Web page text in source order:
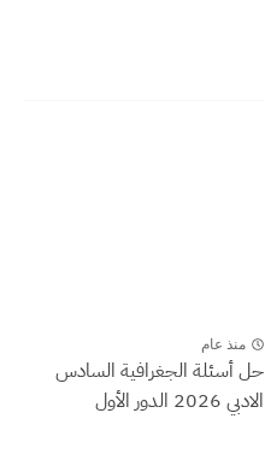
منذ عام
حل أسئلة الجغرافية السادس
الادبي 2026 الدور الأول